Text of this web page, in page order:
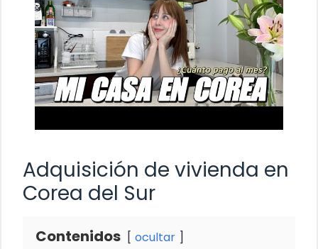
Adquisición de vivienda en
Corea del Sur
Contenidos ocultar